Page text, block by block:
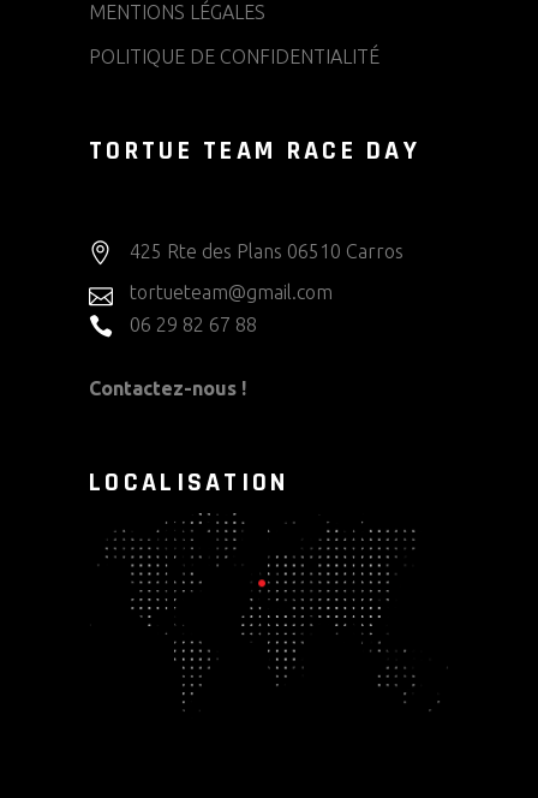
MENTIONS LÉGALES
POLITIQUE DE CONFIDENTIALITÉ
TORTUE TEAM RACE DAY
425 Rte des Plans 06510 Carros
tortueteam@gmail.com
06 29 82 67 88
Contactez-nous !
LOCALISATION